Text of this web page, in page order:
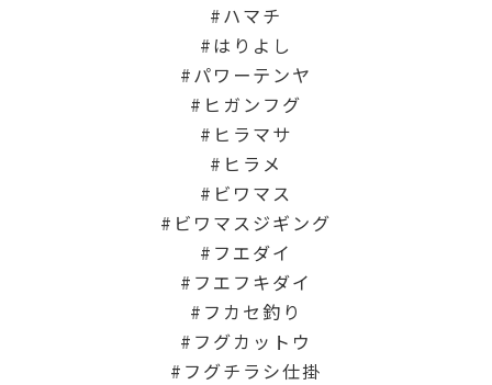
ハマチ
はりよし
パワーテンヤ
ヒガンフグ
ヒラマサ
ヒラメ
ビワマス
ビワマスジギング
フエダイ
フエフキダイ
フカセ釣り
フグカットウ
フグチラシ仕掛